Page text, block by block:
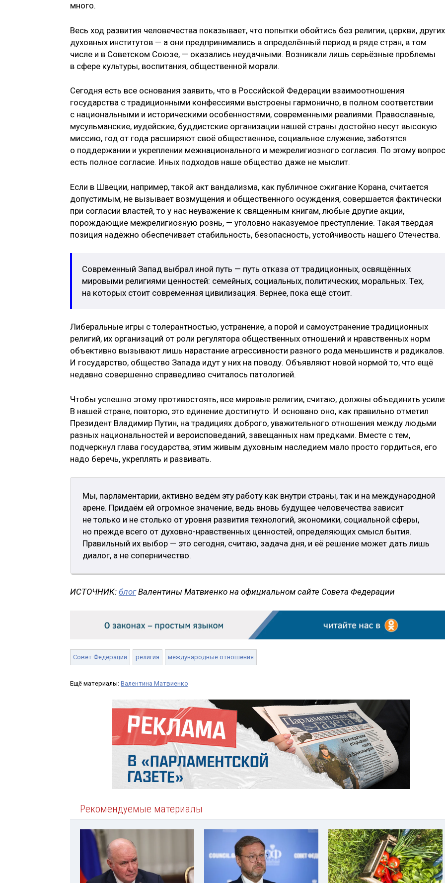
много.
Весь ход развития человечества показывает, что попытки обойтись без религии, церкви, других
духовных институтов — а они предпринимались в определённый период в ряде стран, в том
числе и в Советском Союзе, — оказались неудачными. Возникали лишь серьёзные проблемы
в сфере культуры, воспитания, общественной морали.
Сегодня есть все основания заявить, что в Российской Федерации взаимоотношения
государства с традиционными конфессиями выстроены гармонично, в полном соответствии
с национальными и историческими особенностями, современными реалиями. Православные,
мусульманские, иудейские, буддистские организации нашей страны достойно несут высокую
миссию, год от года расширяют своё общественное, социальное служение, заботятся
о поддержании и укреплении межнационального и межрелигиозного согласия. По этому
есть полное согласие. Иных подходов наше общество даже не мыслит.
Если в Швеции, например, такой акт вандализма, как публичное сжигание Корана, считается
допустимым, не вызывает возмущения и общественного осуждения, совершается фактически
при согласии властей, то у нас неуважение к священным книгам, любые другие акции,
порождающие межрелигиозную рознь, — уголовно наказуемое преступление. Такая твёрдая
позиция надёжно обеспечивает стабильность, безопасность, устойчивость нашего Отечества.
Современный Запад выбрал иной путь — путь отказа от традиционных, освящённых
мировыми религиями ценностей: семейных, социальных, политических, моральных. Тех,
на которых стоит современная цивилизация. Вернее, пока ещё стоит.
Либеральные игры с толерантностью, устранение, а порой и самоустранение традиционных
религий, их организаций от роли регулятора общественных отношений и нравственных норм
объективно вызывают лишь нарастание агрессивности разного рода меньшинств и радикалов.
И государство, общество Запада идут у них на поводу. Объявляют новой нормой то, что ещё
недавно совершенно справедливо считалось патологией.
Чтобы успешно этому противостоять, все мировые религии, считаю, должны объединить
В нашей стране, повторю, это единение достигнуто. И основано оно, как правильно отметил
Президент Владимир Путин, на традициях доброго, уважительного отношения между людьми
разных национальностей и вероисповеданий, завещанных нам предками. Вместе с тем,
подчеркнул глава государства, этим живым духовным наследием мало просто гордиться, его
надо беречь, укреплять и развивать.
Мы, парламентарии, активно ведём эту работу как внутри страны, так и на международной
арене. Придаём ей огромное значение, ведь вновь будущее человечества зависит
не только и не столько от уровня развития технологий, экономики, социальной сферы,
но прежде всего от духовно-нравственных ценностей, определяющих смысл бытия.
Правильный их выбор — это сегодня, считаю, задача дня, и её решение может дать лишь
диалог, а не соперничество.
ИСТОЧНИК: блогВалентины Матвиенко на официальном сайте Совета Федерации
Совет Федерации религия международные отношения
Ещё материалы: Валентина Матвиенко
Рекомендуемые материалы